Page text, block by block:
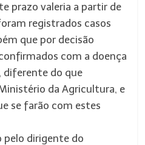
prazo valeria a partir de
registrados casos
que por decisão
com a doença
diferente do que
da Agricultura, e
se farão com estes
dirigente do